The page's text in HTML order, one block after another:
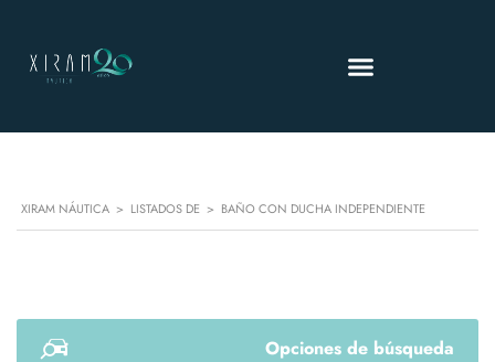
XIRAM NÁUTICA > LISTADOS DE > BAÑO CON DUCHA INDEPENDIENTE
Opciones de búsqueda